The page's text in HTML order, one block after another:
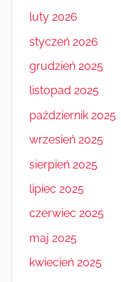
luty 2026
styczeń 2026
grudzień 2025
listopad 2025
październik 2025
wrzesień 2025
sierpień 2025
lipiec 2025
czerwiec 2025
maj 2025
kwiecień 2025